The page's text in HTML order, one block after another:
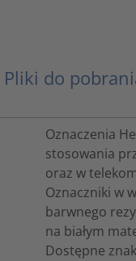
Pliki do
Oznaczenia
stosowania
oraz w
Oznaczniki w
barwnego
na białym
Dostępne